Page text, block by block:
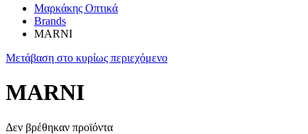
Μαρκάκης Οπτικά
Brands
MARNI
Μετάβαση στο κυρίως περιεχόμενο
MARNI
Δεν βρέθηκαν προϊόντα